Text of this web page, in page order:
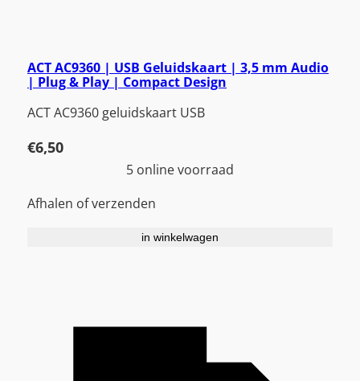
ACT AC9360 | USB Geluidskaart | 3,5 mm Audio
| Plug & Play | Compact Design
ACT AC9360 geluidskaart USB
€6,50
5 online voorraad
Afhalen of verzenden
in winkelwagen